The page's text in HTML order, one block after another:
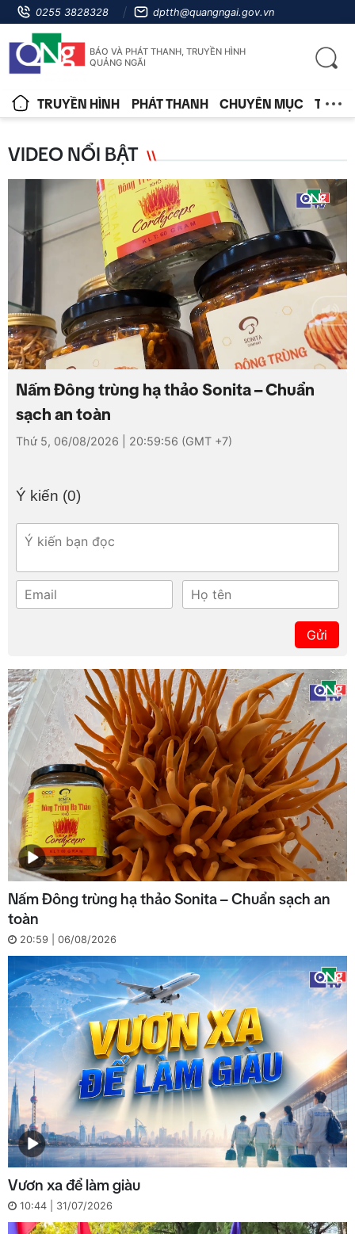
0255 3828328 dptth@quangngai.gov.vn
BÁO VÀ PHÁT THANH, TRUYỀN HÌNH
QUẢNG NGÃI
TRUYỀN HÌNH PHÁT THANH CHUYÊN MỤC TIN
VIDEO NỔI BẬT
Mute
5.62%
Nấm Đông trùng hạ thảo Sonita – Chuẩn
sạch an toàn
Thứ 5, 06/08/2026 | 20:59:56 (GMT +7)
Ý kiến (0)
Gửi
Nấm Đông trùng hạ thảo Sonita – Chuẩn sạch an
toàn
20:59 | 06/08/2026
Vươn xa để làm giàu
10:44 | 31/07/2026